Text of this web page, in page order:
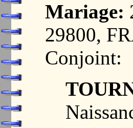
Mariage:
29800,
Conjoint: